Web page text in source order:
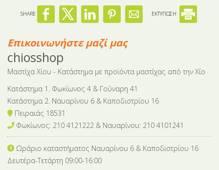
SHARE ΕΚΤΥΠΩΣΗ
Επικοινωνήστε μαζί μας
chiosshop
Μαστίχα Χίου - Κατάστημα με προϊόντα μαστίχας από την Χίο
Κατάστημα 1. Φωκίωνος 4 & Γούναρη 41
Κατάστημα 2. Ναυαρίνου 6 & Καποδιστρίου 16
Πειραιάς 18531
Φωκίωνος: 210 4121222 & Nαυαρίνου: 210 4101241
Ωράριο καταστήματος Ναυαρίνου 6 & Καποδιστρίου 16
Δευτέρα-Tετάρτη 09:00-16:00